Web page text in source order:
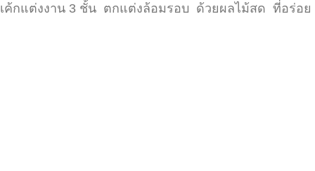
เค้กแต่งงาน 3 ชั้น ตกแต่งล้อมรอบ ด้วยผลไม้สด ที่อร่อย